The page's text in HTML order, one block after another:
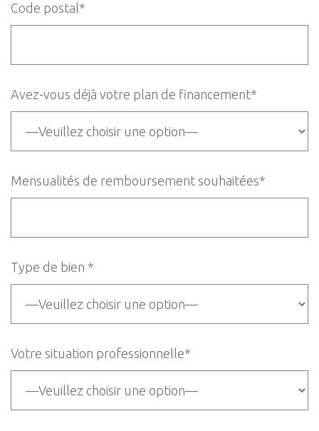
Code postal*
Avez-vous déjà votre plan de financement*
Mensualités de remboursement souhaitées*
Type de bien *
Votre situation professionnelle*